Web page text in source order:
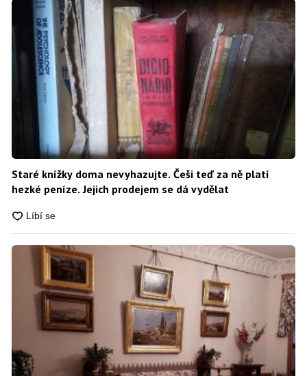
Staré knížky doma nevyhazujte. Češi teď za ně platí
hezké peníze. Jejich prodejem se dá vydělat